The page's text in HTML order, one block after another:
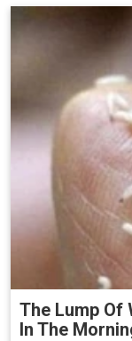
The Lump Of
In The